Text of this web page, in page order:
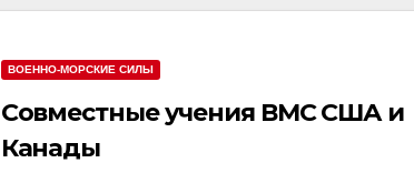
ВОЕННО-МОРСКИЕ СИЛЫ
Совместные учения ВМС США и
Канады